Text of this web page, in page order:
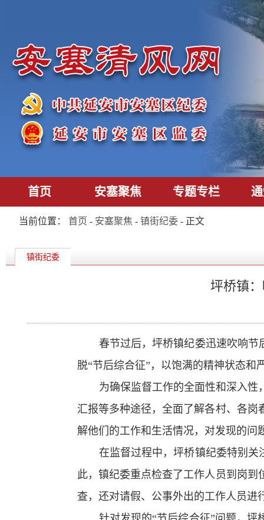
首页 安塞聚焦 专题专栏
当前位置： 首页 - 安塞聚焦 - 镇街纪委 - 正文
镇街纪委
坪桥镇
春节过后，坪桥镇纪委迅速吹响节
脱“节后综合征”，以饱满的精神状态
为确保监督工作的全面性和深入
汇报等多种途径，全面了解各村、各
解他们的工作和生活情况，对发现的问
在监督过程中，坪桥镇纪委特别关
此，镇纪委重点检查了工作人员到岗
查，还对请假、公事外出的工作人员